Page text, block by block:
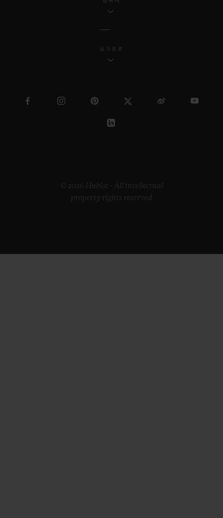
싱가포르
© 2026 Hublot - All intellectual
property rights reserved